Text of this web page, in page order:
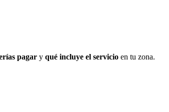
pagar y qué incluye el servicio en tu zona.